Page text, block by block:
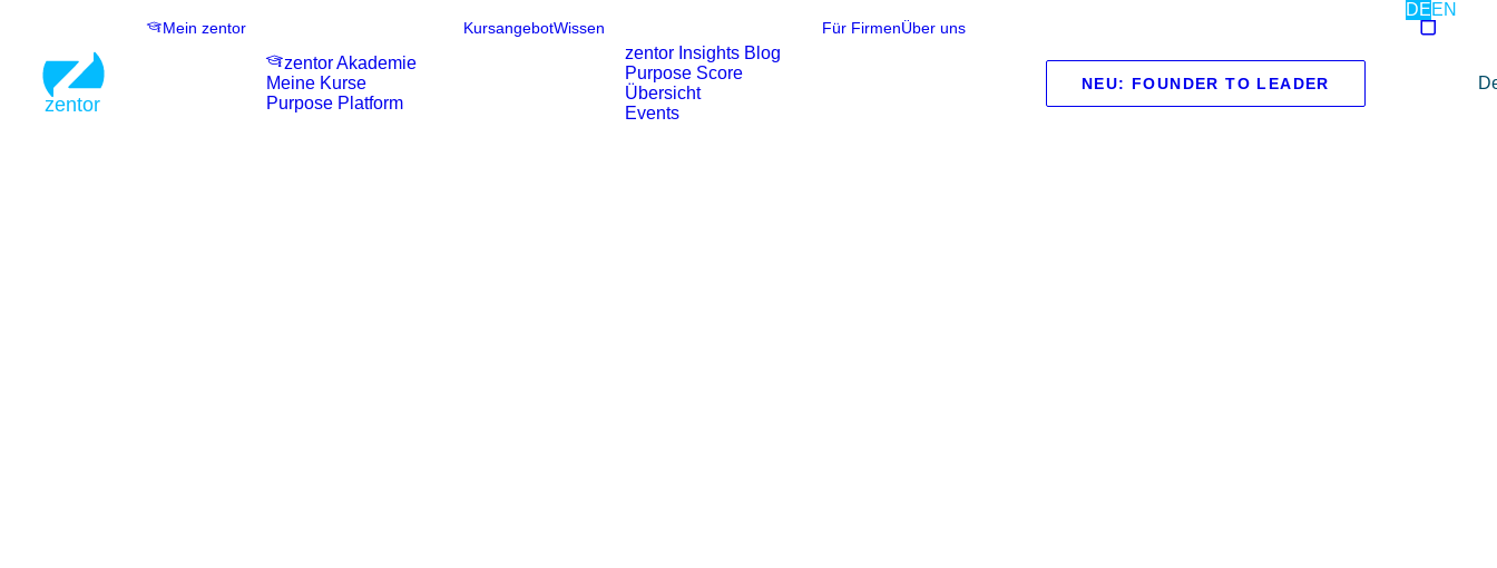
DEEN
Mein zentor
zentor Akademie
Meine Kurse
Purpose Platform
KursangebotWissen
zentor Insights Blog
Purpose Score
Übersicht
Events
Für FirmenÜber uns
NEU: FOUNDER TO LEADER